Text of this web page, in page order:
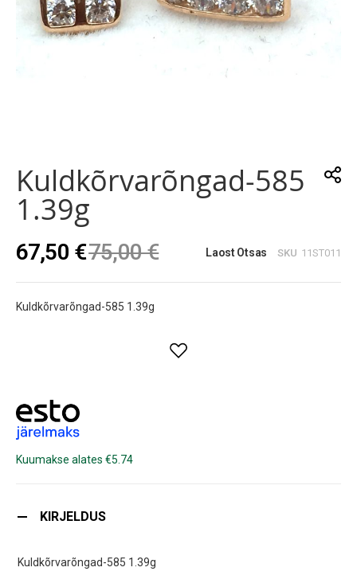
beginning
of
the
images
Kuldkõrvarõngad-585
1.39g
67,50 €75,00 € Laost Otsas SKU 11ST011
Kuldkõrvarõngad-585 1.39g
Kuumakse alates €5.74
KIRJELDUS
Kuldkõrvarõngad-585 1.39g